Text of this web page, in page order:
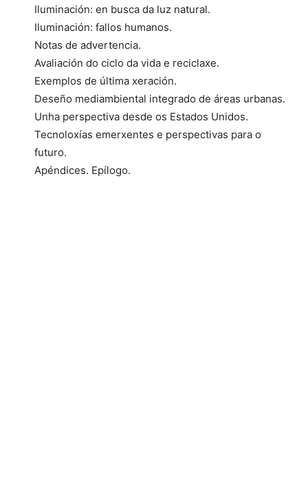
Iluminación: en busca da luz natural.
Iluminación: fallos humanos.
Notas de advertencia.
Avaliación do ciclo da vida e reciclaxe.
Exemplos de última xeración.
Deseño mediambiental integrado de áreas urbanas.
Unha perspectiva desde os Estados Unidos.
Tecnoloxías emerxentes e perspectivas para o
futuro.
Apéndices. Epílogo.